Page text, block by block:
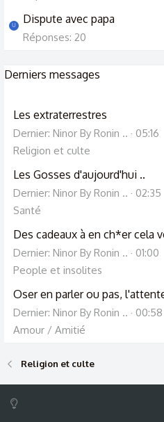
U Dispute avec papa
Réponses: 20
Derniers messages
Les extraterrestres
Dernier: Ninor By Ronin ..
05:16
Religion et culte
Les Gosses d'aujourd'hui ..
Dernier: Ninor By Ronin ..
02:35
Santé
Des cadeaux à en ch*er cela
Dernier: Ninor By Ronin ..
01:00
People et insolites
Oser en parler ou pas,
Dernier: Ninor By Ronin ..
00:58
Amour / Amitié
Religion et culte